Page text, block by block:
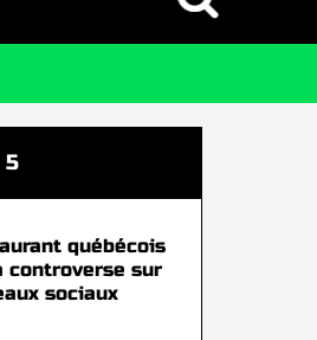
5
québécois
controverse sur
sociaux